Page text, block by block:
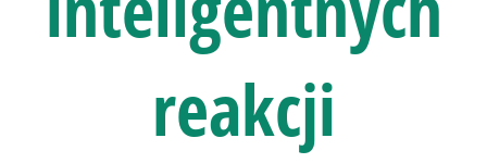
reakcji